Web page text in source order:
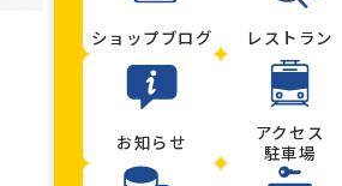
ショップブログ レストラン
お知らせ
アクセス
駐車場